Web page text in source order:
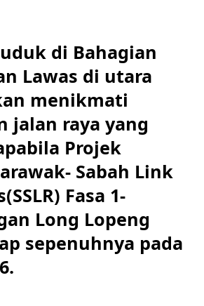
di Bahagian
Lawas di utara
menikmati
jalan raya yang
Projek
Sabah Link
Fasa 1-
Long Lopeng
sepenuhnya pada